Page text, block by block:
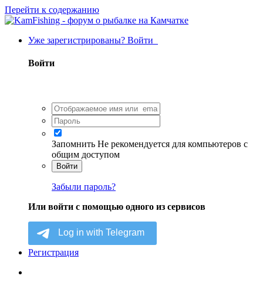
Перейти к содержанию
Уже зарегистрированы? Войти
Войти
Запомнить Не рекомендуется для компьютеров с
общим доступом
Войти
Забыли пароль?
Или войти с помощью одного из сервисов
Регистрация